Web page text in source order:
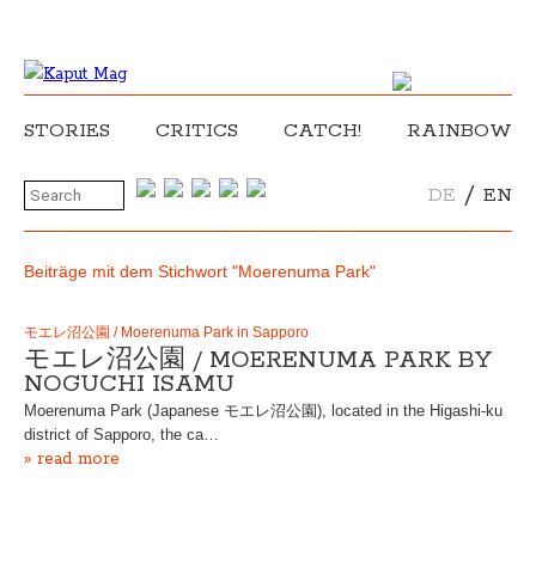
STORIES CRITICS CATCH! RAINBOW
DE / EN
Beiträge mit dem Stichwort "Moerenuma Park"
モエレ沼公園 / Moerenuma Park in Sapporo
モエレ沼公園 / MOERENUMA PARK BY
NOGUCHI ISAMU
Moerenuma Park (Japanese モエレ沼公園), located in the Higashi-ku
district of Sapporo, the ca…
» read more